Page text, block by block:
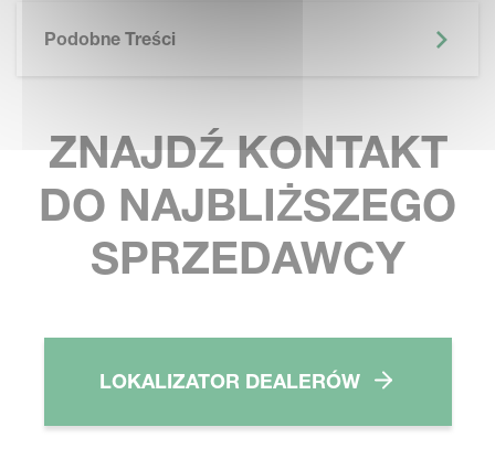
Podobne Treści
ZNAJDŹ KONTAKT
DO NAJBLIŻSZEGO
SPRZEDAWCY
LOKALIZATOR DEALERÓW